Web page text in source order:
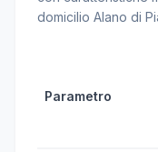
domicilio Alano di
Parametro